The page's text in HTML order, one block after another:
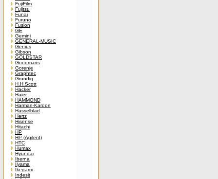
FujiFilm
Fujitsu
Funai
Furuno
Fusion
GE
Gemini
GENERAL-MUSIC
Genius
Gibson
GOLDSTAR
Goodmans
Gorenje
Graphtec
Grundig
H.H.Scott
Hacker
Haier
HAMMOND
Harman-Kardon
Hasselblad
Hertz
Hisense
Hitachi
HP
HP (Agilent)
HTC
Humax
Hyundai
Iberna
Iiyama
Ikegami
Indesit